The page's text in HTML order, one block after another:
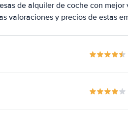
de alquiler de coche con mejor
valoraciones y precios de estas